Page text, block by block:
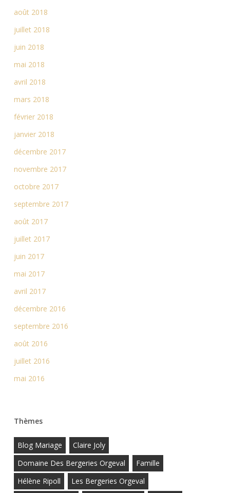
août 2018
juillet 2018
juin 2018
mai 2018
avril 2018
mars 2018
février 2018
janvier 2018
décembre 2017
novembre 2017
octobre 2017
septembre 2017
août 2017
juillet 2017
juin 2017
mai 2017
avril 2017
décembre 2016
septembre 2016
août 2016
juillet 2016
mai 2016
Thèmes
Blog Mariage
Claire Joly
Domaine Des Bergeries Orgeval
Famille
Hélène Ripoll
Les Bergeries Orgeval